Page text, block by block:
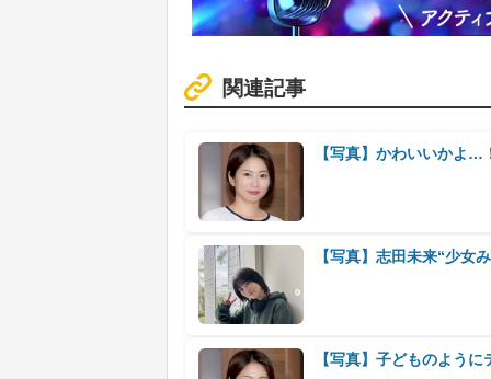
関連記事
【写真】かわいいかよ
【写真】志田未来“少女
【写真】子どものよう